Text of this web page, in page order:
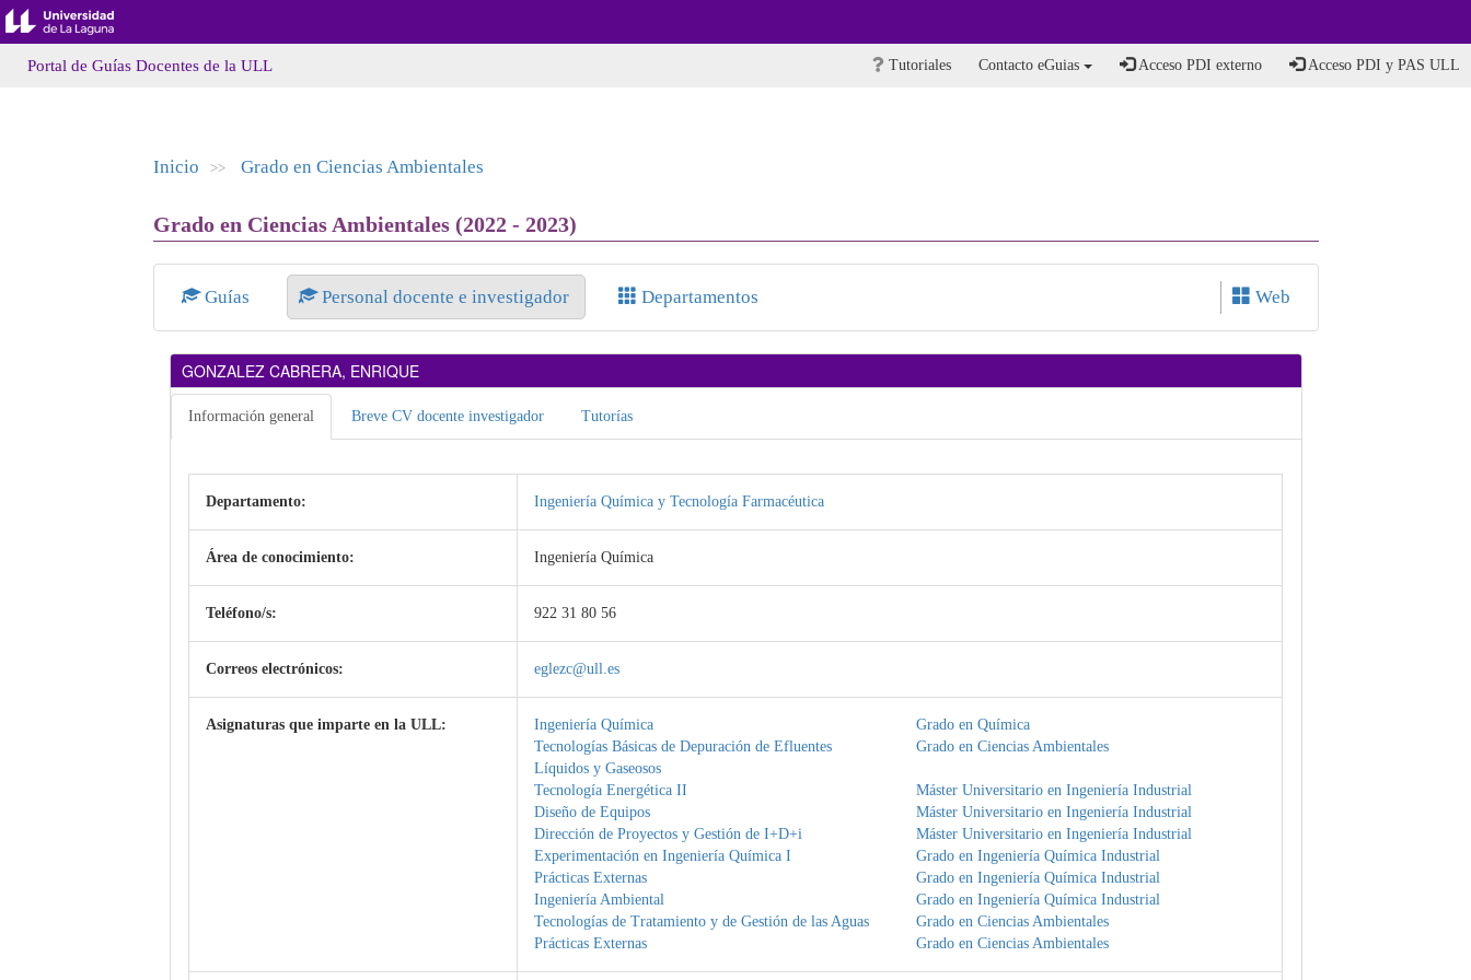
Portal de Guías Docentes de la ULL Tutoriales Contacto eGuias Acceso PDI externo Acceso PDI y PAS ULL
Inicio >> Grado en Ciencias Ambientales
Grado en Ciencias Ambientales (2022 - 2023)
Guías Personal docente e investigador Departamentos Web
GONZALEZ CABRERA, ENRIQUE
Información general Breve CV docente investigador Tutorías
Departamento: Ingeniería Química y Tecnología Farmacéutica
Área de conocimiento: Ingeniería Química
Teléfono/s: 922 31 80 56
Correos electrónicos: eglezc@ull.es
Asignaturas que imparte en la ULL: Ingeniería Química
Grado en Química
Tecnologías Básicas de Depuración de Efluentes
Líquidos y Gaseosos
Grado en Ciencias Ambientales
Tecnología Energética II
Máster Universitario en Ingeniería Industrial
Diseño de Equipos
Máster Universitario en Ingeniería Industrial
Dirección de Proyectos y Gestión de I+D+i
Máster Universitario en Ingeniería Industrial
Experimentación en Ingeniería Química I
Grado en Ingeniería Química Industrial
Prácticas Externas
Grado en Ingeniería Química Industrial
Ingeniería Ambiental
Grado en Ingeniería Química Industrial
Tecnologías de Tratamiento y de Gestión de las Aguas
Grado en Ciencias Ambientales
Prácticas Externas
Grado en Ciencias Ambientales